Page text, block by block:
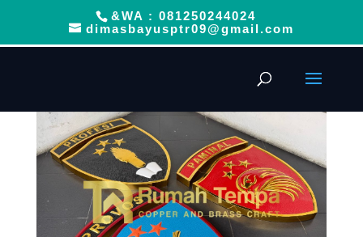
&WA : 081250244024
dimasbayusptr09@gmail.com